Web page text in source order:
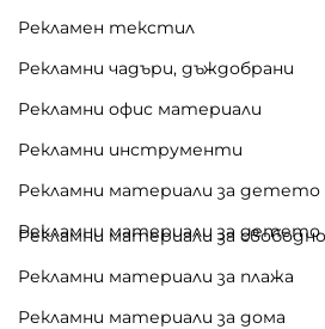
Рекламен текстил
Рекламни чадъри, дъждобрани
Рекламни офис материали
Рекламни инструменти
Рекламни материали за детето
Рекламни материали за детето
Рекламни материали за
Рекламни материали за плажа
Рекламни материали за дома